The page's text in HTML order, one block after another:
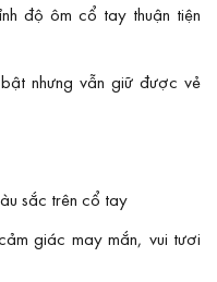
độ ôm cổ tay thuận tiện
nhưng vẫn giữ được vẻ
sắc trên cổ tay
giác may mắn, vui tươi